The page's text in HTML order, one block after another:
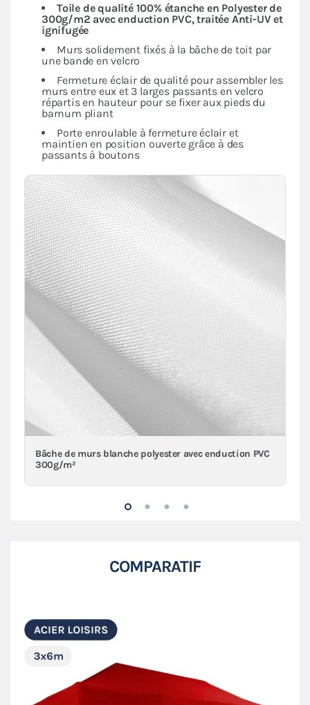
Toile de qualité 100% étanche en Polyester de
300g/m2 avec enduction PVC, traitée Anti-UV et
ignifugée
Murs solidement fixés à la bâche de toit par
une bande en velcro
Fermeture éclair de qualité pour assembler les
murs entre eux et 3 larges passants en velcro
répartis en hauteur pour se fixer aux pieds du
barnum pliant
Porte enroulable à fermeture éclair et
maintien en position ouverte grâce à des
passants à boutons
Bâche de murs blanche polyester avec enduction PVC
300g/m²
COMPARATIF